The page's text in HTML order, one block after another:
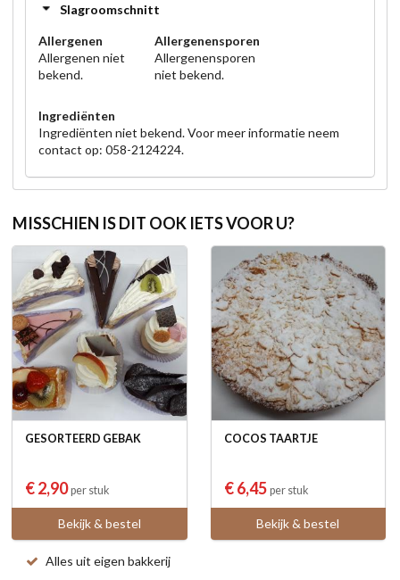
Slagroomschnitt
Allergenen
Allergenen niet
bekend.
Allergenensporen
Allergenensporen
niet bekend.
Ingrediënten
Ingrediënten niet bekend. Voor meer informatie neem
contact op: 058-2124224.
MISSCHIEN IS DIT OOK IETS VOOR U?
GESORTEERD GEBAK
€ 2,90per stuk
Bekijk & bestel
COCOS TAARTJE
€ 6,45 per stuk
Bekijk & bestel
Alles uit eigen bakkerij